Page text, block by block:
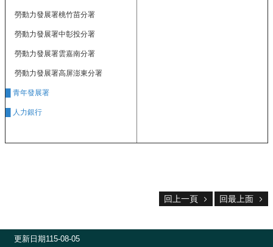
站
網
站
料
開
宣
隱
訊
安
勞動力發展署桃竹苗分署
勞動力發展署中彰投分署
勞動力發展署雲嘉南分署
勞動力發展署高屏澎東分署
█ 青年發展署
█ 人力銀行
回上一頁 回最上面
更新日期115-08-05